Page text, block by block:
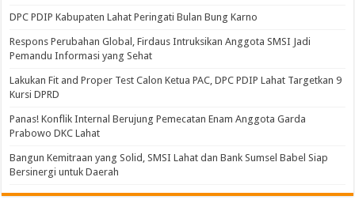
DPC PDIP Kabupaten Lahat Peringati Bulan Bung Karno
Respons Perubahan Global, Firdaus Intruksikan Anggota SMSI Jadi
Pemandu Informasi yang Sehat
Lakukan Fit and Proper Test Calon Ketua PAC, DPC PDIP Lahat Targetkan 9
Kursi DPRD
Panas! Konflik Internal Berujung Pemecatan Enam Anggota Garda
Prabowo DKC Lahat
Bangun Kemitraan yang Solid, SMSI Lahat dan Bank Sumsel Babel Siap
Bersinergi untuk Daerah